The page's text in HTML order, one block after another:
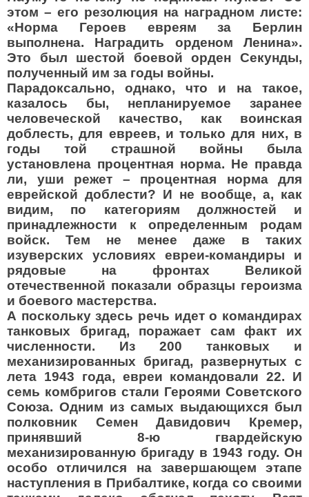
этом – его резолюция на наградном листе:
«Норма Героев евреям за Берлин
выполнена. Наградить орденом Ленина».
Это был шестой боевой орден Секунды,
полученный им за годы войны.
Парадоксально, однако, что и на такое,
казалось бы, непланируемое заранее
человеческой качество, как воинская
доблесть, для евреев, и только для них, в
годы той страшной войны была
установлена процентная норма. Не правда
ли, уши режет – процентная норма для
еврейской доблести? И не вообще, а, как
видим, по категориям должностей и
принадлежности к определенным родам
войск. Тем не менее даже в таких
изуверских условиях евреи-командиры и
рядовые на фронтах Великой
отечественной показали образцы героизма
и боевого мастерства.
А поскольку здесь речь идет о командирах
танковых бригад, поражает сам факт их
численности. Из 200 танковых и
механизированных бригад, развернутых с
лета 1943 года, евреи командовали 22. И
семь комбригов стали Героями Советского
Союза. Одним из самых выдающихся был
полковник Семен Давидович Кремер,
принявший 8-ю гвардейскую
механизированную бригаду в 1943 году. Он
особо отличился на завершающем этапе
наступления в Прибалтике, когда со своими